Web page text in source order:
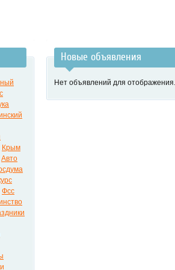
Крым
Авто
Фсс
Новые объявления
Нет объявлений для отображения.